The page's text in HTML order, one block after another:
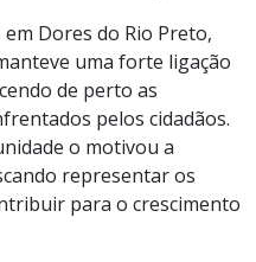
Dores do Rio Preto,
uma forte ligação
de perto as
pelos cidadãos.
o motivou a
representar os
para o crescimento